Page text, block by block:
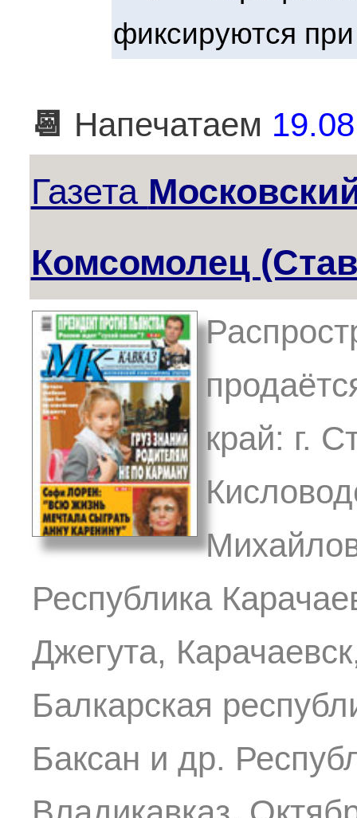
фиксируются
📆 Напечатаем
Газета
Комсомолец
край: г.
Республика
Джегута,
Балкарская
Баксан и др.